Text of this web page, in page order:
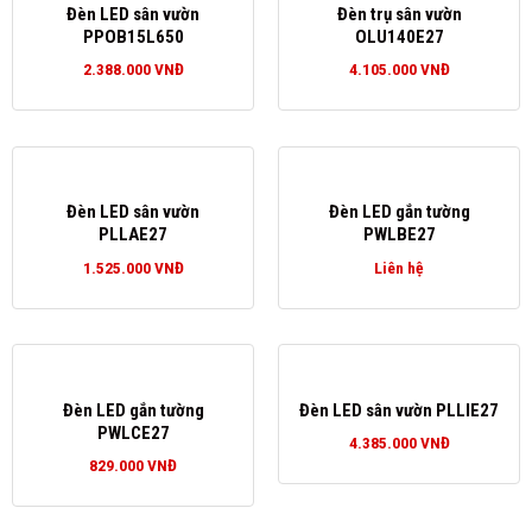
Đèn LED sân vườn
PPOB15L650
2.388.000VNĐ
Đèn trụ sân vườn
OLU140E27
4.105.000VNĐ
Đèn LED sân vườn
PLLAE27
1.525.000VNĐ
Đèn LED gắn tường
PWLBE27
Liên hệ
Đèn LED gắn tường
PWLCE27
829.000VNĐ
Đèn LED sân vườn PLLIE27
4.385.000VNĐ